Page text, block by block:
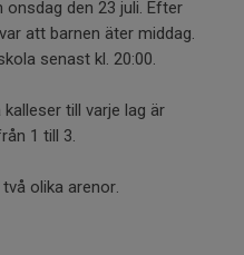
onsdag den 23 juli. Efter
att barnen äter middag.
senast kl. 20:00.
till varje lag är
1 till 3.
olika arenor.